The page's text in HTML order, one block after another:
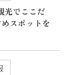
光でここだ
スポットを